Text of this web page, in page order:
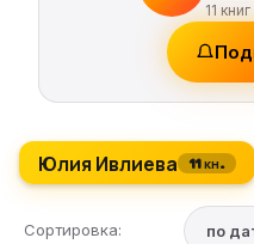
11 книг
Юлия Ивлиева 11 кн.
Сортировка: по